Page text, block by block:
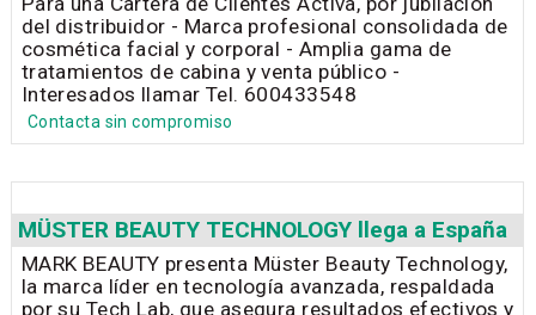
del distribuidor - Marca profesional consolidada de
cosmética facial y corporal - Amplia gama de
tratamientos de cabina y venta público -
Interesados llamar Tel. 600433548
Contacta sin compromiso
MÜSTER BEAUTY TECHNOLOGY llega a España
MARK BEAUTY presenta Müster Beauty Technology,
la marca líder en tecnología avanzada, respaldada
por su Tech Lab, que asegura resultados efectivos y